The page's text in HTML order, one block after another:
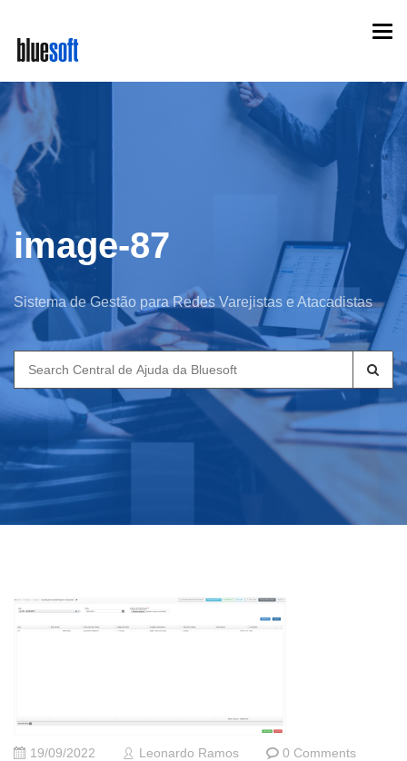
main
content
image-87
Sistema de Gestão para Redes Varejistas e Atacadistas
Search
for:
19/09/2022 Leonardo Ramos 0 Comments